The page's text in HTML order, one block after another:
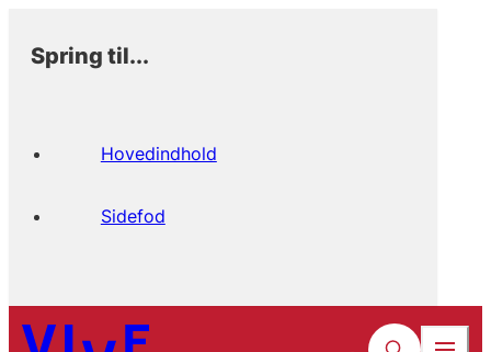
Spring til...
Hovedindhold
Sidefod